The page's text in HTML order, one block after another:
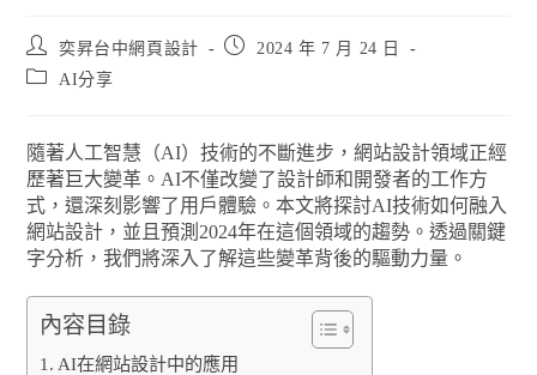
奕昇台中網頁設計
2024 年 7 月 24 日
AI分享
隨著人工智慧（AI）技術的不斷進步，網站設計領域正經
歷著巨大變革。AI不僅改變了設計師和開發者的工作方
式，還深刻影響了用戶體驗。本文將探討AI技術如何融入
網站設計，並且預測2024年在這個領域的趨勢。透過關鍵
字分析，我們將深入了解這些變革背後的驅動力量。
內容目錄
AI在網站設計中的應用